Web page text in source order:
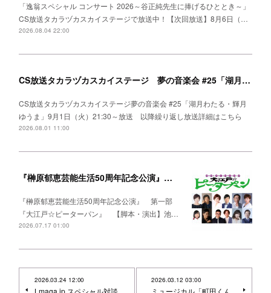
「逸翁スペシャル コンサート 2026～谷正純先生に捧げるひととき～」
CS放送タカラヅカスカイステージで放送中！【次回放送】8月6日（…
2026.08.04 22:00
CS放送タカラヅカスカイステージ 夢の音楽会 #25「湖月わたる・輝月ゆうま」
CS放送タカラヅカスカイステージ夢の音楽会 #25「湖月わたる・輝月
ゆうま」9月1日（火）21:30～放送 以降繰り返し放送詳細はこちら
2026.08.01 11:00
『榊原郁恵芸能生活50周年記念公演』出演決定！
『榊原郁恵芸能生活50周年記念公演』 第一部
『大江戸☆ピーターパン』 【脚本・演出】池…
2026.07.17 01:00
2026.03.24 12:00
Lmaga.jp スペシャル対談
2026.03.12 03:00
ミュージカル「町田くん